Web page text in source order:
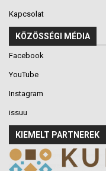
Kapcsolat
KÖZÖSSÉGI MÉDIA
Facebook
YouTube
Instagram
issuu
KIEMELT PARTNEREK